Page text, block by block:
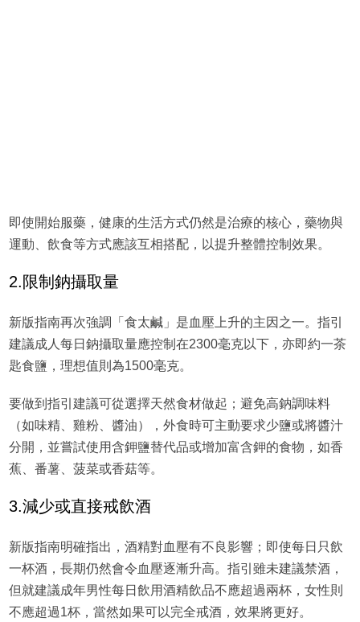
即使開始服藥，健康的生活方式仍然是治療的核心，藥物與
運動、飲食等方式應該互相搭配，以提升整體控制效果。
2.限制鈉攝取量
新版指南再次強調「食太鹹」是血壓上升的主因之一。指引
建議成人每日鈉攝取量應控制在2300毫克以下，亦即約一茶
匙食鹽，理想值則為1500毫克。
要做到指引建議可從選擇天然食材做起；避免高鈉調味料
（如味精、雞粉、醬油），外食時可主動要求少鹽或將醬汁
分開，並嘗試使用含鉀鹽替代品或增加富含鉀的食物，如香
蕉、番薯、菠菜或香菇等。
3.減少或直接戒飲酒
新版指南明確指出，酒精對血壓有不良影響；即使每日只飲
一杯酒，長期仍然會令血壓逐漸升高。指引雖未建議禁酒，
但就建議成年男性每日飲用酒精飲品不應超過兩杯，女性則
不應超過1杯，當然如果可以完全戒酒，效果將更好。